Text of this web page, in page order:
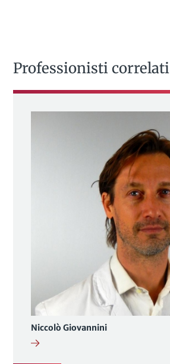
Professionisti correlati
Niccolò Giovannini